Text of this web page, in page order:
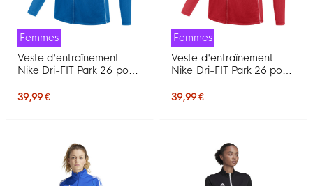
Femmes
Veste d'entraînement
Nike Dri-FIT Park 26 pour
39,99 €
Femmes
Veste d'entraînement
Nike Dri-FIT Park 26 pour
39,99 €